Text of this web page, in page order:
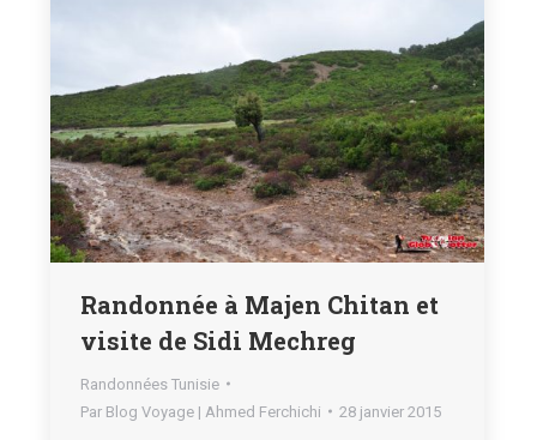
Randonnée à Majen Chitan et
visite de Sidi Mechreg
Randonnées Tunisie
Par Blog Voyage | Ahmed Ferchichi 28 janvier 2015